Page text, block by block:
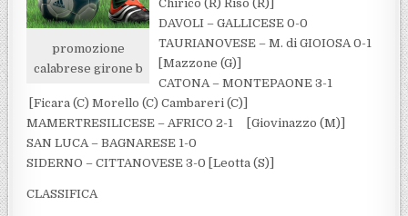
promozione
calabrese girone b
Chirico (R) Riso (R)]
DAVOLI – GALLICESE 0-0
TAURIANOVESE – M. di GIOIOSA 0-1
[Mazzone (G)]
CATONA – MONTEPAONE 3-1
[Ficara (C) Morello (C) Cambareri (C)]
MAMERTRESILICESE – AFRICO 2-1 [Giovinazzo (M)]
SAN LUCA – BAGNARESE 1-0
SIDERNO – CITTANOVESE 3-0 [Leotta (S)]
CLASSIFICA